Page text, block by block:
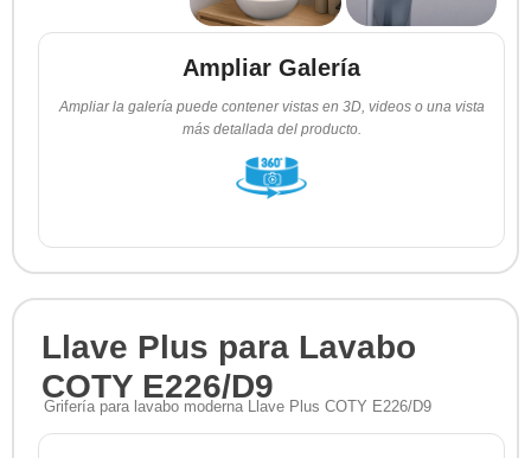
Ampliar Galería
Ampliar la galería puede contener vistas en 3D, videos o una vista
más detallada del producto.
Llave Plus para Lavabo
COTY E226/D9
Grifería para lavabo moderna Llave Plus COTY E226/D9